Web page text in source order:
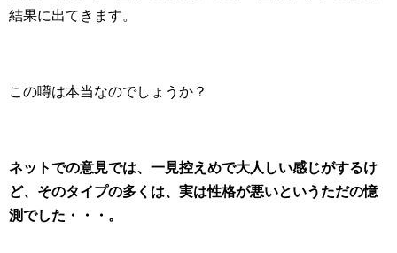
結果に出てきます。
この噂は本当なのでしょうか？
ネットでの意見では、一見控えめで大人しい感じがするけ
ど、そのタイプの多くは、実は性格が悪いというただの憶
測でした・・・。